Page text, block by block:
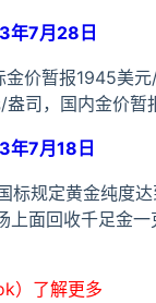
年7月28日
价暂报1945美
司，国内金价
年7月18日
标规定黄金纯度
面回收千足金
）了解更多